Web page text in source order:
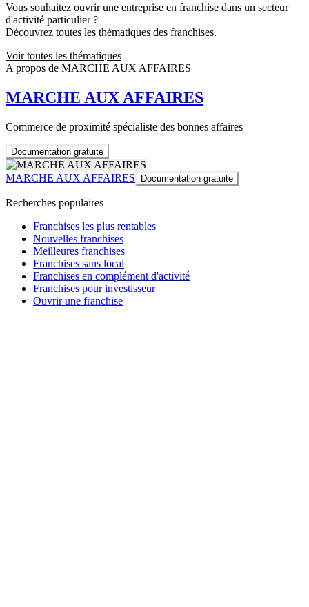
Vous souhaitez ouvrir une entreprise en franchise dans un secteur
d'activité particulier ?
Découvrez toutes les thématiques des franchises.
Voir toutes les thématiques
A propos de MARCHE AUX AFFAIRES
MARCHE AUX AFFAIRES
Commerce de proximité spécialiste des bonnes affaires
Documentation gratuite
MARCHE AUX AFFAIRES Documentation gratuite
Recherches populaires
Franchises les plus rentables
Nouvelles franchises
Meilleures franchises
Franchises sans local
Franchises en complément d'activité
Franchises pour investisseur
Ouvrir une franchise